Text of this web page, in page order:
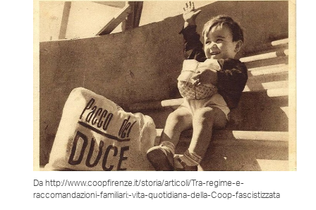
Da http://www.coopfirenze.it/storia/articoli/Tra-regime-e-
raccomandazioni-familiari:-vita-quotidiana-della-Coop-fascistizzata